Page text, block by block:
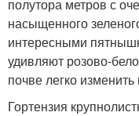
полутора метров с
насыщенного
интересными
удивляют розово-
почве легко
Гортензия